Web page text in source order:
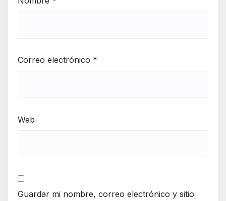
Correo electrónico *
Web
Guardar mi nombre, correo electrónico y sitio